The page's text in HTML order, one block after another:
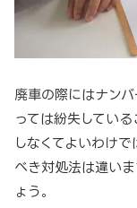
廃車の際にはナン
っては紛失してい
しなくてよいわけ
べき対処法は違い
ょう。